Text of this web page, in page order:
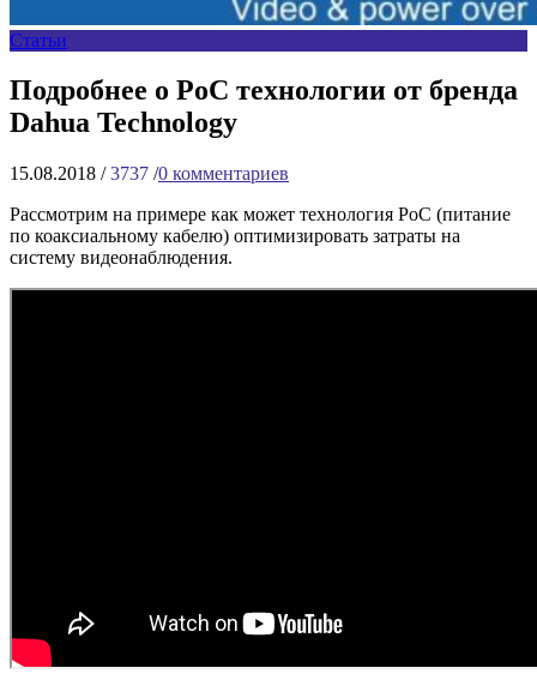
Статьи
Подробнее о PoC технологии от бренда
Dahua Technology
15.08.2018 / 3737 /0 комментариев
Рассмотрим на примере как может технология PoC (питание
по коаксиальному кабелю) оптимизировать затраты на
систему видеонаблюдения.